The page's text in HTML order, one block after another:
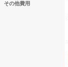
その他費用